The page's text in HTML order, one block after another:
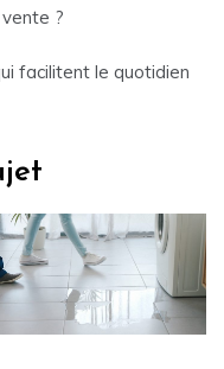
?
facilitent le quotidien